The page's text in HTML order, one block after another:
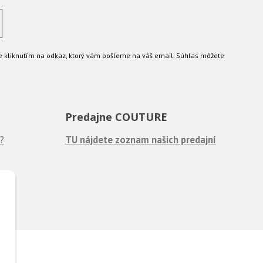
na odkaz, ktorý vám pošleme na váš email. Súhlas môžete
Predajne COUTURE
TU nájdete zoznam našich predajní